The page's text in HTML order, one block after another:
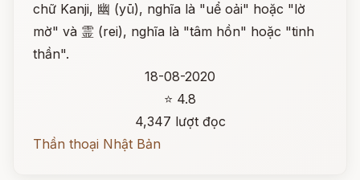
chữ Kanji, 幽 (yū), nghĩa là "uể oải" hoặc "lờ
mờ" và 霊 (rei), nghĩa là "tâm hồn" hoặc "tinh
thần".
18-08-2020
⭐ 4.8
4,347 lượt đọc
Thần thoại Nhật Bản